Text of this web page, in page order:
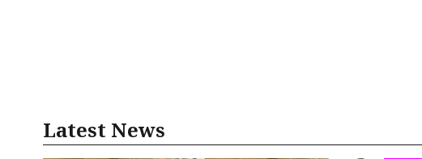
Latest News